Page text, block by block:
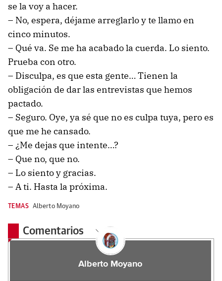
se la voy a hacer.
– No, espera, déjame arreglarlo y te llamo en
cinco minutos.
– Qué va. Se me ha acabado la cuerda. Lo siento.
Prueba con otro.
– Disculpa, es que esta gente… Tienen la
obligación de dar las entrevistas que hemos
pactado.
– Seguro. Oye, ya sé que no es culpa tuya, pero es
que me he cansado.
– ¿Me dejas que intente…?
– Que no, que no.
– Lo siento y gracias.
– A ti. Hasta la próxima.
TEMAS Alberto Moyano
Comentarios
Alberto Moyano